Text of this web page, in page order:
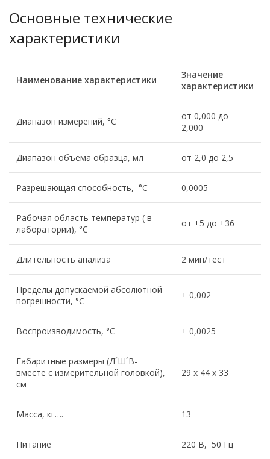
Основные технические
характеристики
Наименование характеристики
Значение
характеристики
Диапазон измерений, °С
от 0,000 до —
2,000
Диапазон объема образца, мл от 2,0 до 2,5
Разрешающая способность, °C 0,0005
Рабочая область температур ( в
лаборатории), °C
от +5 до +36
Длительность анализа 2 мин/тест
Пределы допускаемой абсолютной
погрешности, °C
± 0,002
Воспроизводимость, °C ± 0,0025
Габаритные размеры (Д´Ш´В-
вместе с измерительной головкой),
см
29 x 44 x 33
Масса, кг…. 13
Питание 220 В, 50 Гц